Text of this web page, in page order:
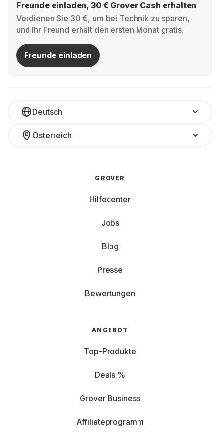
Freunde einladen, 30 € Grover Cash erhalten
Verdienen Sie 30 €, um bei Technik zu sparen,
und Ihr Freund erhält den ersten Monat gratis.
Freunde einladen
Deutsch
Österreich
GROVER
Hilfecenter
Jobs
Blog
Presse
Bewertungen
ANGEBOT
Top-Produkte
Deals %
Grover Business
Affiliateprogramm